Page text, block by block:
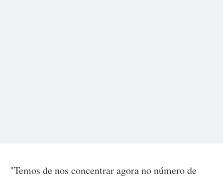
"Temos de nos concentrar agora no número de